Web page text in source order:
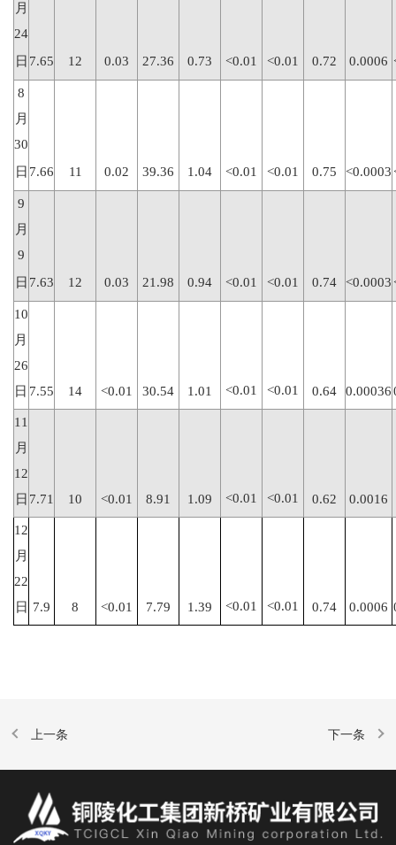
月
24
日 7.65 12 0.03 27.36 0.73 <0.01 <0.01 0.72 0.0006
8
月
30
日 7.66 11 0.02 39.36 1.04 <0.01 <0.01 0.75 <0.0003
9
月
9
日 7.63 12 0.03 21.98 0.94 <0.01 <0.01 0.74 <0.0003
10
月
26
日 7.55 14 <0.01 30.54 1.01 <0.01 <0.01 0.64 0.00036
11
月
12
日 7.71 10 <0.01 8.91 1.09 <0.01 <0.01 0.62 0.0016
12
月
22
日 7.9 8 <0.01 7.79 1.39 <0.01 <0.01 0.74 0.0006